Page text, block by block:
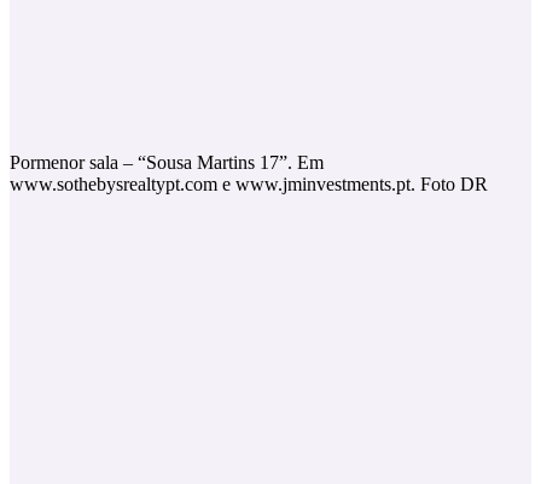
Pormenor sala – “Sousa Martins 17”. Em
www.sothebysrealtypt.com e www.jminvestments.pt. Foto DR